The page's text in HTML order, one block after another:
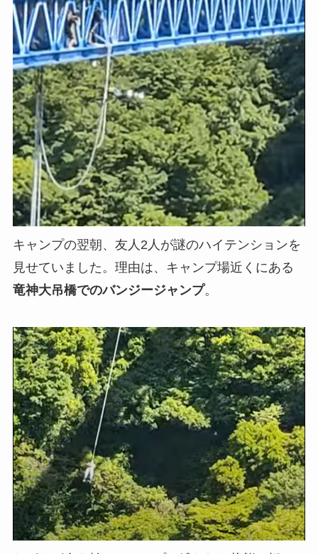
キャンプの翌朝、友人2人が謎のハイテンションを
見せていました。理由は、キャンプ場近くにある
竜神大吊橋でのバンジージャンプ。